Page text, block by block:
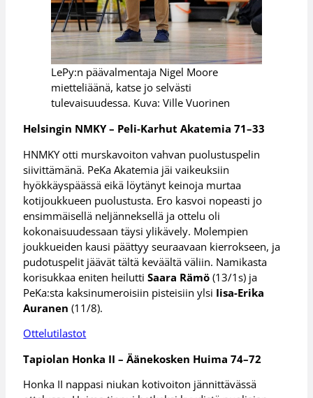
LePy:n päävalmentaja Nigel Moore
mietteliäänä, katse jo selvästi
tulevaisuudessa. Kuva: Ville Vuorinen
Helsingin NMKY – Peli-Karhut Akatemia 71–33
HNMKY otti murskavoiton vahvan puolustuspelin
siivittämänä. PeKa Akatemia jäi vaikeuksiin
hyökkäyspäässä eikä löytänyt keinoja murtaa
kotijoukkueen puolustusta. Ero kasvoi nopeasti jo
ensimmäisellä neljänneksellä ja ottelu oli
kokonaisuudessaan täysi ylikävely. Molempien
joukkueiden kausi päättyy seuraavaan kierrokseen, ja
pudotuspelit jäävät tältä keväältä väliin. Namikasta
korisukkaa eniten heiluttiSaara Rämö (13/1s) ja
PeKa:sta kaksinumeroisiin pisteisiin ylsi Iisa-Erika
Auranen (11/8).
Ottelutilastot
Tapiolan Honka II – Äänekosken Huima 74–72
Honka II nappasi niukan kotivoiton jännittävässä